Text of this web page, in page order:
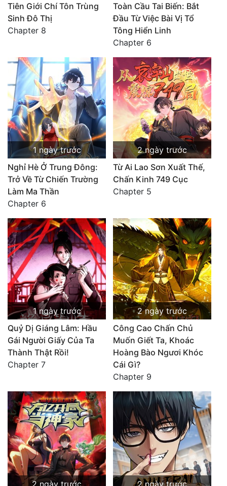
Tiên Giới Chí Tôn Trùng
Sinh Đô Thị
Chapter 8
Toàn Cầu Tai Biến: Bắt
Đầu Từ Việc Bài Vị Tổ
Tông Hiển Linh
Chapter 6
1 ngày trước
Nghỉ Hè Ở Trung Đông:
Trở Về Từ Chiến Trường
Làm Ma Thần
Chapter 6
2 ngày trước
Từ Ai Lao Sơn Xuất Thế,
Chấn Kinh 749 Cục
Chapter 5
1 ngày trước
Quỷ Dị Giáng Lâm: Hầu
Gái Người Giấy Của Ta
Thành Thật Rồi!
Chapter 7
2 ngày trước
Công Cao Chấn Chủ
Muốn Giết Ta, Khoác
Hoàng Bào Ngươi Khóc
Cái Gì?
Chapter 9
2 ngày trước
2 ngày trước